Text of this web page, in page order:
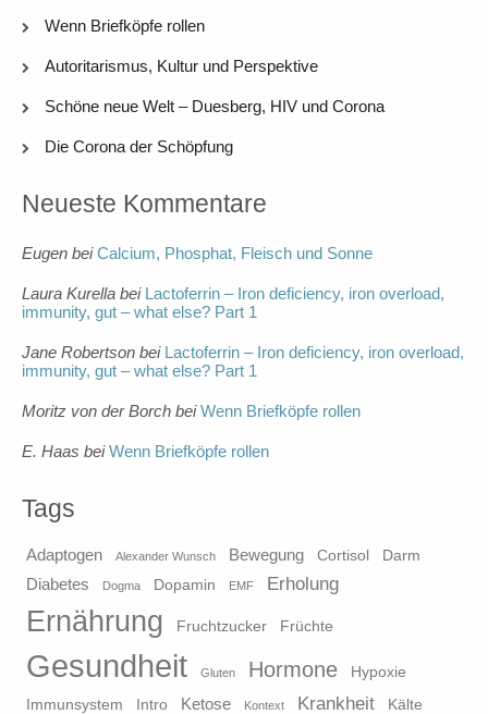
Wenn Briefköpfe rollen
Autoritarismus, Kultur und Perspektive
Schöne neue Welt – Duesberg, HIV und Corona
Die Corona der Schöpfung
Neueste Kommentare
Eugen beiCalcium, Phosphat, Fleisch und Sonne
Laura Kurella bei Lactoferrin – Iron deficiency, iron overload,
immunity, gut – what else? Part 1
Jane Robertson bei Lactoferrin – Iron deficiency, iron overload,
immunity, gut – what else? Part 1
Moritz von der Borch beiWenn Briefköpfe rollen
E. Haas beiWenn Briefköpfe rollen
Tags
Adaptogen Alexander Wunsch Bewegung Cortisol Darm
Diabetes Dogma Dopamin EMF Erholung
Ernährung Fruchtzucker Früchte
Gesundheit Gluten Hormone
Hypoxie
Immunsystem
Intro Ketose Kontext Krankheit Kälte